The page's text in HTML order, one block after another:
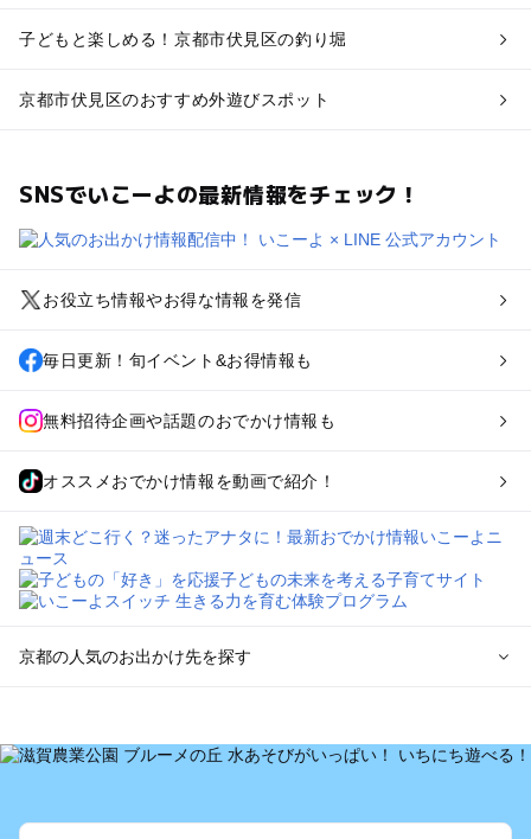
子どもと楽しめる！京都市伏見区の釣り堀
京都市伏見区のおすすめ外遊びスポット
SNSでいこーよの最新情報をチェック！
お役立ち情報やお得な情報を発信
毎日更新！旬イベント&お得情報も
無料招待企画や話題のおでかけ情報も
オススメおでかけ情報を動画で紹介！
京都の人気のお出かけ先を探す
を探す
宇治・京都南部（長岡京・山崎）のプールお出かけ
出かけ